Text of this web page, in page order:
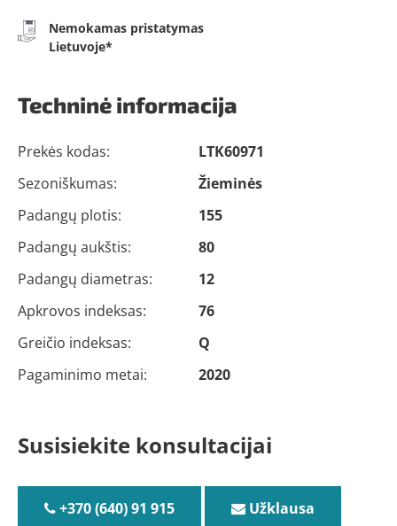
Nemokamas pristatymas
Lietuvoje*
Techninė informacija
Prekės kodas:
LTK60971
Sezoniškumas:
Žieminės
Padangų plotis:
155
Padangų aukštis:
80
Padangų diametras:
12
Apkrovos indeksas:
76
Greičio indeksas:
Q
Pagaminimo metai:
2020
Susisiekite konsultacijai
+370 (640) 91 915 Užklausa